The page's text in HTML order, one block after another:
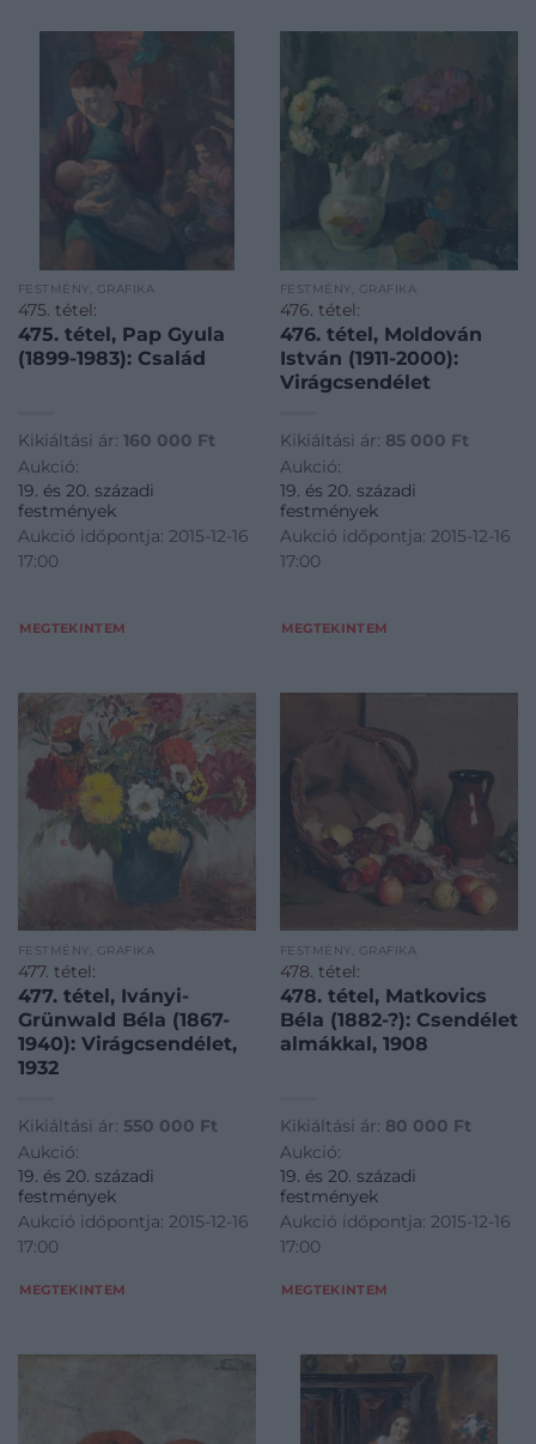
FESTMÉNY, GRAFIKA
475. tétel:
475. tétel, Pap Gyula
(1899-1983): Család
Kikiáltási ár: 160 000 Ft
Aukció:
19. és 20. századi
festmények
Aukció időpontja: 2015-12-16
17:00
MEGTEKINTEM
FESTMÉNY, GRAFIKA
476. tétel:
476. tétel, Moldován
István (1911-2000):
Virágcsendélet
Kikiáltási ár: 85 000 Ft
Aukció:
19. és 20. századi
festmények
Aukció időpontja: 2015-12-16
17:00
MEGTEKINTEM
FESTMÉNY, GRAFIKA
477. tétel:
477. tétel, Iványi-
Grünwald Béla (1867-
1940): Virágcsendélet,
1932
Kikiáltási ár: 550 000 Ft
Aukció:
19. és 20. századi
festmények
Aukció időpontja: 2015-12-16
17:00
MEGTEKINTEM
FESTMÉNY, GRAFIKA
478. tétel:
478. tétel, Matkovics
Béla (1882-?): Csendélet
almákkal, 1908
Kikiáltási ár: 80 000 Ft
Aukció:
19. és 20. századi
festmények
Aukció időpontja: 2015-12-16
17:00
MEGTEKINTEM